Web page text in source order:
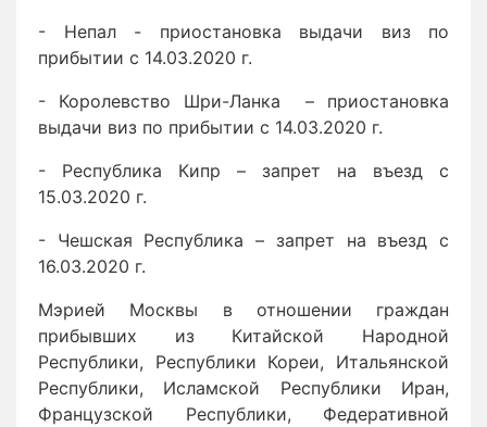
- Непал - приостановка выдачи виз по
прибытии с 14.03.2020 г.
- Королевство Шри-Ланка – приостановка
выдачи виз по прибытии с 14.03.2020 г.
- Республика Кипр – запрет на въезд с
15.03.2020 г.
- Чешская Республика – запрет на въезд с
16.03.2020 г.
Мэрией Москвы в отношении граждан
прибывших из Китайской Народной
Республики, Республики Кореи, Итальянской
Республики, Исламской Республики Иран,
Французской Республики, Федеративной